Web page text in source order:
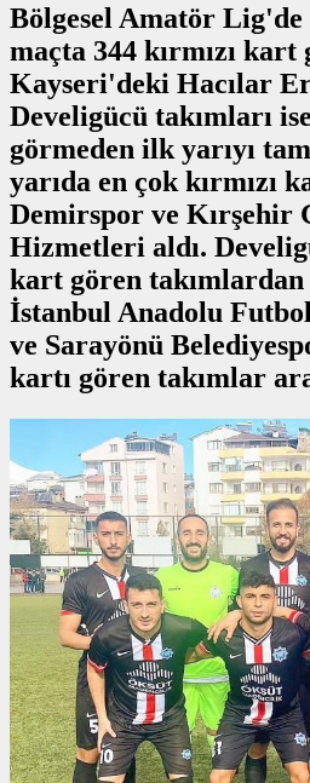
Bölgesel Amatör Lig'de
maçta 344 kırmızı
Kayseri'deki Hacılar
Develigücü takımları
görmeden ilk yarıyı
yarıda en çok kırmızı
Demirspor ve Kırşehir
Hizmetleri aldı.
kart gören
İstanbul Anadolu Futbol
ve Sarayönü
kartı gören takımlar